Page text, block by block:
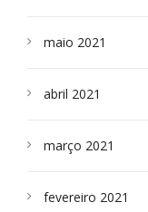
maio 2021
abril 2021
março 2021
fevereiro 2021